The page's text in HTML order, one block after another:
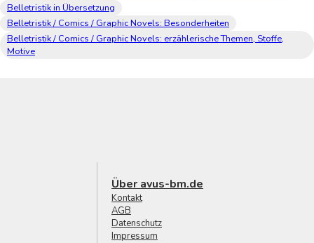
Belletristik in Übersetzung
Belletristik / Comics / Graphic Novels: Besonderheiten
Belletristik / Comics / Graphic Novels: erzählerische Themen, Stoffe,
Motive
Über avus-bm.de
Kontakt
AGB
Datenschutz
Impressum